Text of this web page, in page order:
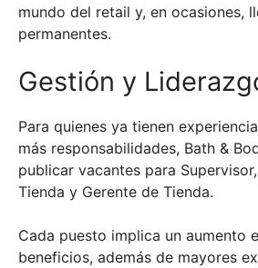
mundo del retail y, en ocasiones,
permanentes.
Gestión y
Para quienes ya tienen
más responsabilidades, Bath &
publicar vacantes para
Tienda y Gerente de Tienda.
Cada puesto implica un aumento
beneficios, además de mayores